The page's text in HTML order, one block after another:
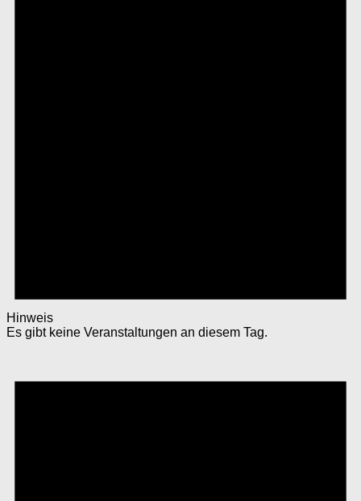
Hinweis
Es gibt keine Veranstaltungen an diesem Tag.